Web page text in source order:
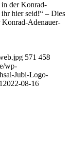
in der Konrad-
ihr hier seid!“ – Dies
Konrad-Adenauer-
571 458
wp-
Jubi-Logo-
2022-08-16